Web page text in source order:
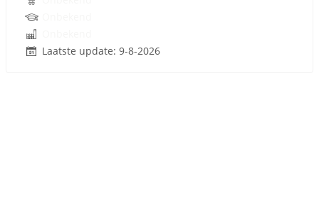
Laatste update: 9-8-2026